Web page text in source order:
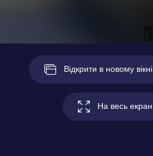
Відкрити в новому вікні
На весь екран